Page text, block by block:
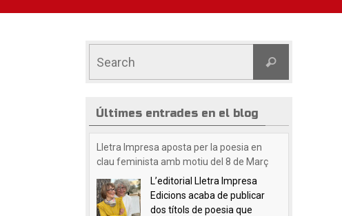
Últimes entrades en el blog
Lletra Impresa aposta per la poesia en
clau feminista amb motiu del 8 de Març
L’editorial Lletra Impresa
Edicions acaba de publicar
dos títols de poesia que